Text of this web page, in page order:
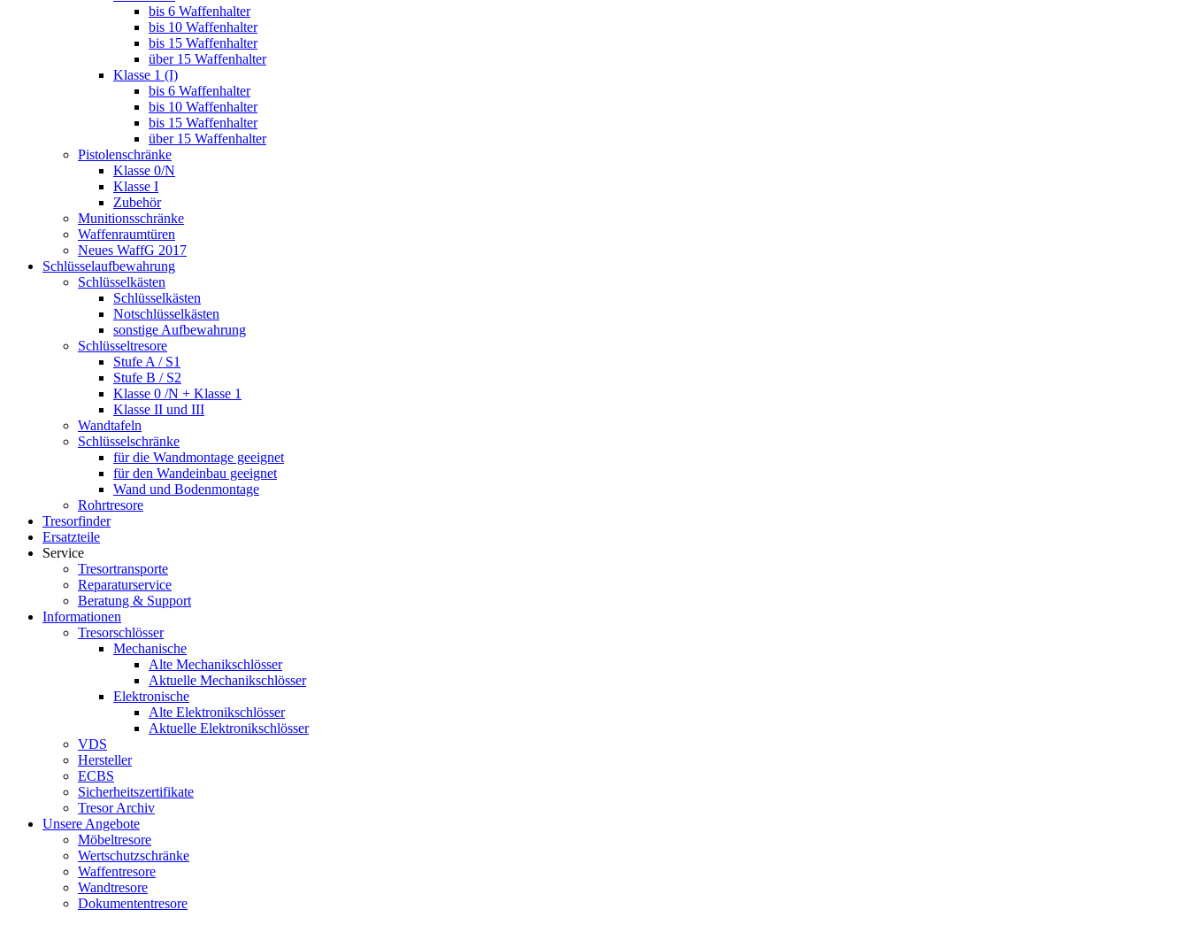
bis 6 Waffenhalter
bis 10 Waffenhalter
bis 15 Waffenhalter
über 15 Waffenhalter
Klasse 1 (I)
bis 6 Waffenhalter
bis 10 Waffenhalter
bis 15 Waffenhalter
über 15 Waffenhalter
Pistolenschränke
Klasse 0/N
Klasse I
Zubehör
Munitionsschränke
Waffenraumtüren
Neues WaffG 2017
Schlüsselaufbewahrung
Schlüsselkästen
Schlüsselkästen
Notschlüsselkästen
sonstige Aufbewahrung
Schlüsseltresore
Stufe A / S1
Stufe B / S2
Klasse 0 /N + Klasse 1
Klasse II und III
Wandtafeln
Schlüsselschränke
für die Wandmontage geeignet
für den Wandeinbau geeignet
Wand und Bodenmontage
Rohrtresore
Tresorfinder
Ersatzteile
Service
Tresortransporte
Reparaturservice
Beratung & Support
Informationen
Tresorschlösser
Mechanische
Alte Mechanikschlösser
Aktuelle Mechanikschlösser
Elektronische
Alte Elektronikschlösser
Aktuelle Elektronikschlösser
VDS
Hersteller
ECBS
Sicherheitszertifikate
Tresor Archiv
Unsere Angebote
Möbeltresore
Wertschutzschränke
Waffentresore
Wandtresore
Dokumententresore